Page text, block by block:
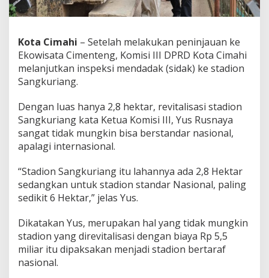
D
D
C
i
:
T
a
y
a
S
e
b
a
Kota Cimahi – Setelah melakukan peninjauan ke
Ekowisata Cimenteng, Komisi III DPRD Kota Cimahi
melanjutkan inspeksi mendadak (sidak) ke stadion
Sangkuriang.
Dengan luas hanya 2,8 hektar, revitalisasi stadion
Sangkuriang kata Ketua Komisi III, Yus Rusnaya
sangat tidak mungkin bisa berstandar nasional,
apalagi internasional.
“Stadion Sangkuriang itu lahannya ada 2,8 Hektar
sedangkan untuk stadion standar Nasional, paling
sedikit 6 Hektar,” jelas Yus.
Dikatakan Yus, merupakan hal yang tidak mungkin
stadion yang direvitalisasi dengan biaya Rp 5,5
miliar itu dipaksakan menjadi stadion bertaraf
nasional.